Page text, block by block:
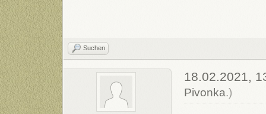
Suchen
18.02.2021,
Pivonka.)